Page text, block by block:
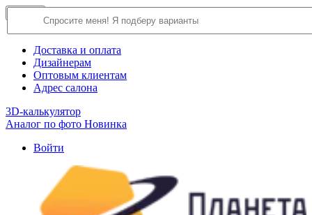
О компании
Доставка и оплата
Дизайнерам
Оптовым клиентам
Адрес салона
3D-калькулятор
Аналог по фото Новинка
Войти